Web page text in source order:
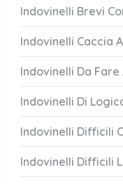
Indovinelli Brevi
Indovinelli Caccia
Indovinelli Da
Indovinelli Di
Indovinelli Difficili
Indovinelli Difficili